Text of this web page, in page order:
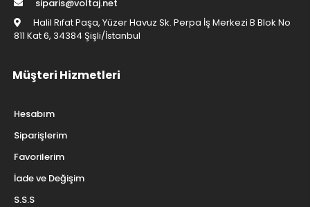
siparis@voltaj.net
Halil Rıfat Paşa, Yüzer Havuz Sk. Perpa İş Merkezi B Blok No
811 Kat 6, 34384 Şişli/İstanbul
Müşteri Hizmetleri
Hesabım
Siparişlerim
Favorilerim
İade ve Değişim
S.S.S